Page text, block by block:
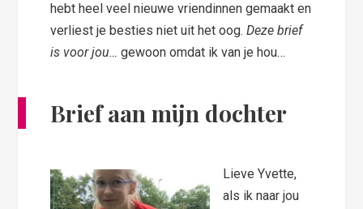
hebt heel veel nieuwe vriendinnen gemaakt en
verliest je besties niet uit het oog.Deze brief
is voor jou… gewoon omdat ik van je hou…
Brief aan mijn dochter
Lieve Yvette,
als ik naar jou